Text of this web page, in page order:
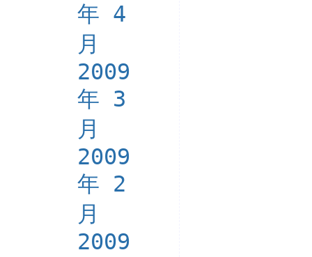
年 4
月
2009
年 3
月
2009
年 2
月
2009